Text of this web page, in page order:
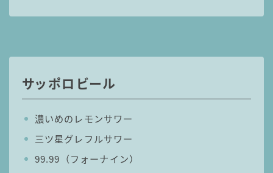
運営者情報
お問い合わせ
サッポロビール
濃いめのレモンサワー
三ツ星グレフルサワー
99.99（フォーナイン）